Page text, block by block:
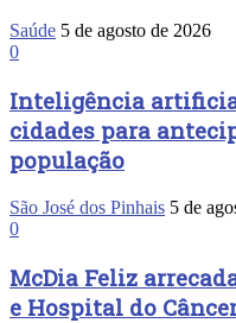
Saúde 5 de agosto de 2026
0
Inteligência
cidades para
população
São José dos Pinhais 5 de
0
McDia Feliz
e Hospital do